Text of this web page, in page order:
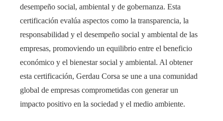
desempeño social, ambiental y de gobernanza. Esta
certificación evalúa aspectos como la transparencia, la
responsabilidad y el desempeño social y ambiental de las
empresas, promoviendo un equilibrio entre el beneficio
económico y el bienestar social y ambiental. Al obtener
esta certificación, Gerdau Corsa se une a una comunidad
global de empresas comprometidas con generar un
impacto positivo en la sociedad y el medio ambiente.​